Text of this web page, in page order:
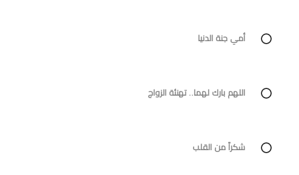
أمي جنة الدنيا
اللهم بارك لهما.. تهنئة الزواج
شكراً من القلب